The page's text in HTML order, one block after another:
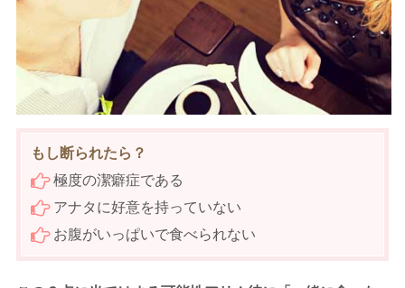
もし断られたら？
極度の潔癖症である
アナタに好意を持っていない
お腹がいっぱいで食べられない